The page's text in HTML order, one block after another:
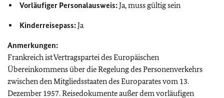
Vorläufiger Personalausweis:Ja, muss gültig sein
Kinderreisepass:Ja
Anmerkungen:
Frankreich ist Vertragspartei des Europäischen
Übereinkommens über die Regelung des Personenverkehrs
zwischen den Mitgliedsstaaten des Europarates vom 13.
Dezember 1957. Reisedokumente außer dem vorläufigen